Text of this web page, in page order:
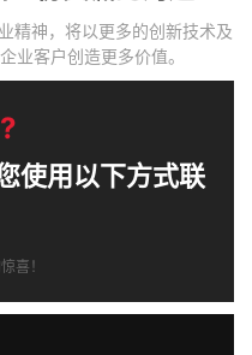
精神，将以更多的创新技术及
业客户创造更多价值。
使用以下方式联
喜！